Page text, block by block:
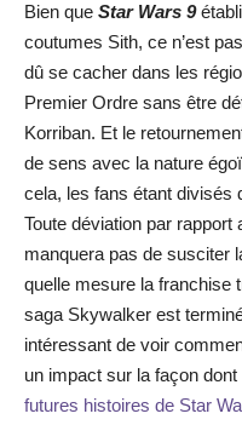
Bien que Star Wars 9
coutumes Sith, ce n’est
dû se cacher dans les
Premier Ordre sans être
Korriban. Et le
de sens avec la nature
cela, les fans étant divisés
Toute déviation par
manquera pas de susciter
quelle mesure la franchise
saga Skywalker est
intéressant de voir
un impact sur la façon
futures histoires de Star